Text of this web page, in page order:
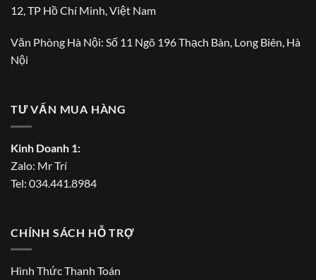
12, TP Hồ Chí Minh, Việt Nam
Văn Phòng Hà Nội: Số 11 Ngõ 196 Thạch Bàn, Long Biên, Hà
Nội
TƯ VẤN MUA HÀNG
Kinh Doanh 1:
Zalo: Mr Trí
Tel: 034.441.8984
CHÍNH SÁCH HỖ TRỢ
Hình Thức Thanh Toán